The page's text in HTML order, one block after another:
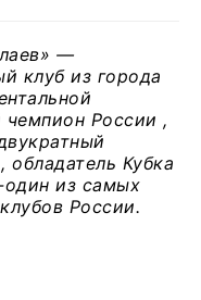
—
клуб из города
чемпион России ,
обладатель Кубка
один из самых
России.